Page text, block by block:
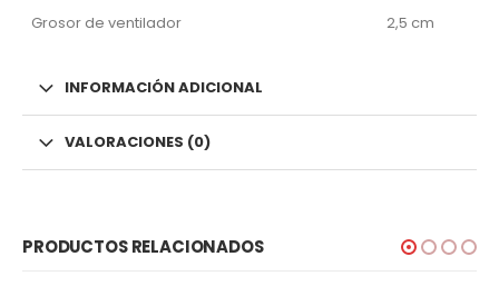
Grosor de ventilador
2,5 cm
INFORMACIÓN ADICIONAL
VALORACIONES (0)
PRODUCTOS RELACIONADOS